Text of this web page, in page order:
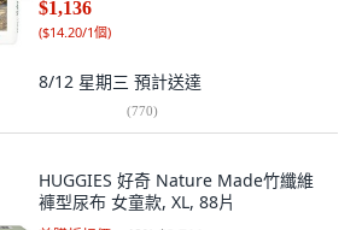
$1,136
($14.20/1個)
8/12 星期三 預計送達
(770)
HUGGIES 好奇 Nature Made竹纖維
褲型尿布 女童款, XL, 88片